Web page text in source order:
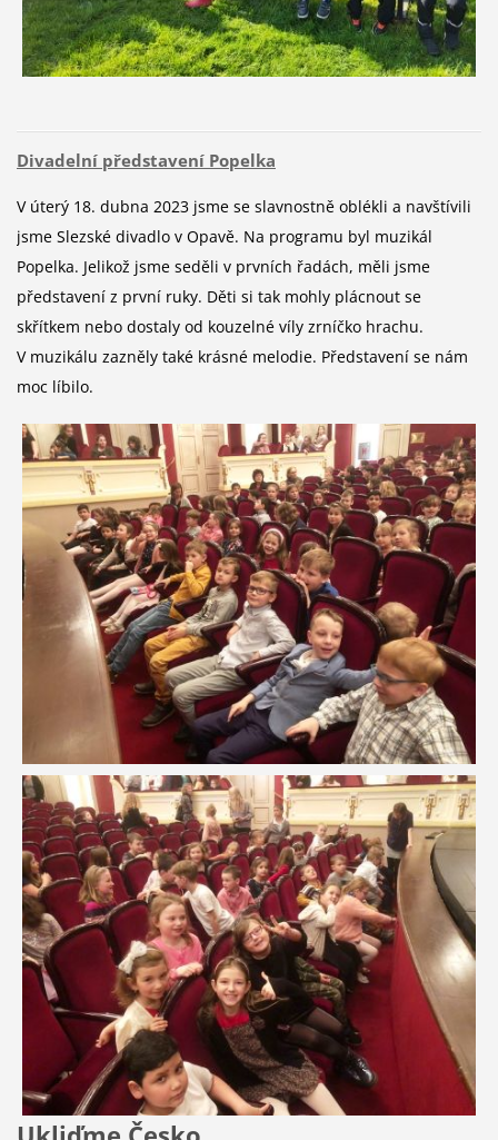
Divadelní představení Popelka
V úterý 18. dubna 2023 jsme se slavnostně oblékli a navštívili
jsme Slezské divadlo v Opavě. Na programu byl muzikál
Popelka. Jelikož jsme seděli v prvních řadách, měli jsme
představení z první ruky. Děti si tak mohly plácnout se
skřítkem nebo dostaly od kouzelné víly zrníčko hrachu.
V muzikálu zazněly také krásné melodie. Představení se nám
moc líbilo.